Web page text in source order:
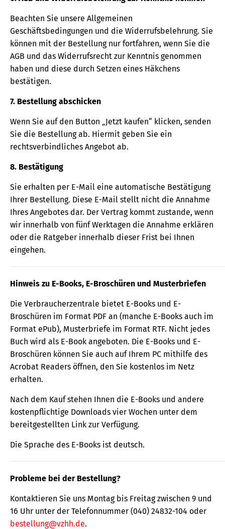
Beachten Sie unsere Allgemeinen
Geschäftsbedingungen und die Widerrufsbelehrung. Sie
können mit der Bestellung nur fortfahren, wenn Sie die
AGB und das Widerrufsrecht zur Kenntnis genommen
haben und diese durch Setzen eines Häkchens
bestätigen.
7. Bestellung abschicken
Wenn Sie auf den Button „Jetzt kaufen“ klicken, senden
Sie die Bestellung ab. Hiermit geben Sie ein
rechtsverbindliches Angebot ab.
8. Bestätigung
Sie erhalten per E-Mail eine automatische Bestätigung
Ihrer Bestellung. Diese E-Mail stellt nicht die Annahme
Ihres Angebotes dar. Der Vertrag kommt zustande, wenn
wir innerhalb von fünf Werktagen die Annahme erklären
oder die Ratgeber innerhalb dieser Frist bei Ihnen
eingehen.
Hinweis zu E-Books, E-Broschüren und Musterbriefen
Die Verbraucherzentrale bietet E-Books und E-
Broschüren im Format PDF an (manche E-Books auch im
Format ePub), Musterbriefe im Format RTF. Nicht jedes
Buch wird als E-Book angeboten. Die E-Books und E-
Broschüren können Sie auch auf Ihrem PC mithilfe des
Acrobat Readers öffnen, den Sie kostenlos im Netz
erhalten.
Nach dem Kauf stehen Ihnen die E-Books und andere
kostenpflichtige Downloads vier Wochen unter dem
bereitgestellten Link zur Verfügung.
Die Sprache des E-Books ist deutsch.
Probleme bei der Bestellung?
Kontaktieren Sie uns Montag bis Freitag zwischen 9 und
16 Uhr unter der Telefonnummer (040) 24832-104 oder
bestellung@vzhh.de.